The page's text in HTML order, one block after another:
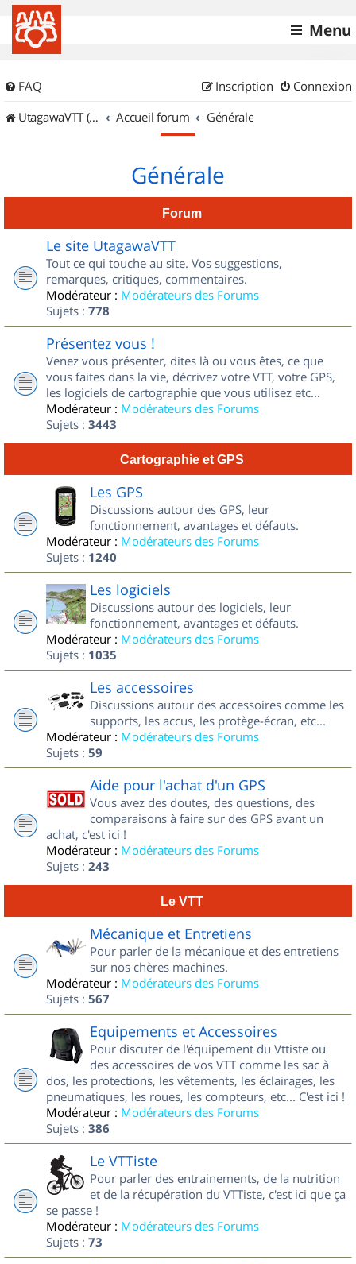
Menu
FAQ Connexion
Inscription
UtagawaVTT (Randos VTT et VTTAE avec traces GPS)
Accueil forum Générale
Générale
Forum
Le site UtagawaVTT
Tout ce qui touche au site. Vos suggestions,
remarques, critiques, commentaires.
Modérateur : Modérateurs des Forums
Sujets : 778
Présentez vous !
Venez vous présenter, dites là ou vous êtes, ce que
vous faites dans la vie, décrivez votre VTT, votre GPS,
les logiciels de cartographie que vous utilisez etc...
Modérateur : Modérateurs des Forums
Sujets : 3443
Cartographie et GPS
Les GPS
Discussions autour des GPS, leur
fonctionnement, avantages et défauts.
Modérateur : Modérateurs des Forums
Sujets : 1240
Les logiciels
Discussions autour des logiciels, leur
fonctionnement, avantages et défauts.
Modérateur : Modérateurs des Forums
Sujets : 1035
Les accessoires
Discussions autour des accessoires comme les
supports, les accus, les protège-écran, etc...
Modérateur : Modérateurs des Forums
Sujets : 59
Aide pour l'achat d'un GPS
Vous avez des doutes, des questions, des
comparaisons à faire sur des GPS avant un
achat, c'est ici !
Modérateur : Modérateurs des Forums
Sujets : 243
Le VTT
Mécanique et Entretiens
Pour parler de la mécanique et des entretiens
sur nos chères machines.
Modérateur : Modérateurs des Forums
Sujets : 567
Equipements et Accessoires
Pour discuter de l'équipement du Vttiste ou
des accessoires de vos VTT comme les sac à
dos, les protections, les vêtements, les éclairages, les
pneumatiques, les roues, les compteurs, etc... C'est ici !
Modérateur : Modérateurs des Forums
Sujets : 386
Le VTTiste
Pour parler des entrainements, de la nutrition
et de la récupération du VTTiste, c'est ici que ça
se passe !
Modérateur : Modérateurs des Forums
Sujets : 73